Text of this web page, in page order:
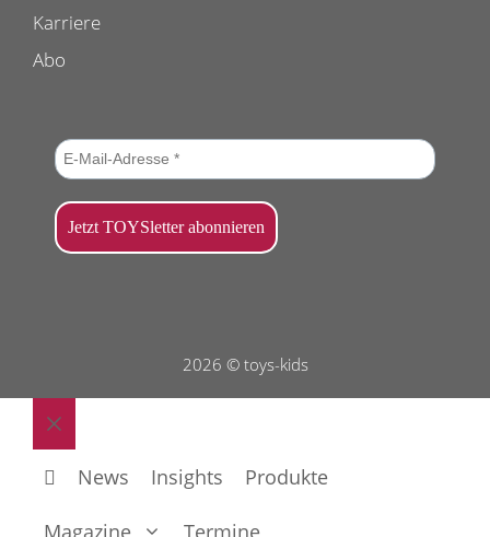
Karriere
Abo
2026 © toys-kids
Schließen
News Insights Produkte
Magazine Termine